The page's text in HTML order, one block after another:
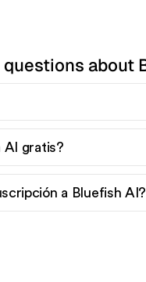
about
AI gratis?
a Bluefish AI?